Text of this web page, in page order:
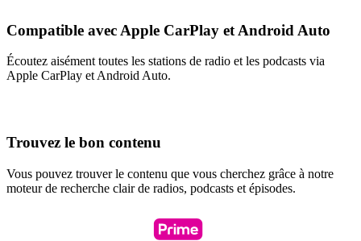
Compatible avec Apple CarPlay et Android Auto
Écoutez aisément toutes les stations de radio et les podcasts via
Apple CarPlay et Android Auto.
Trouvez le bon contenu
Vous pouvez trouver le contenu que vous cherchez grâce à notre
moteur de recherche clair de radios, podcasts et épisodes.